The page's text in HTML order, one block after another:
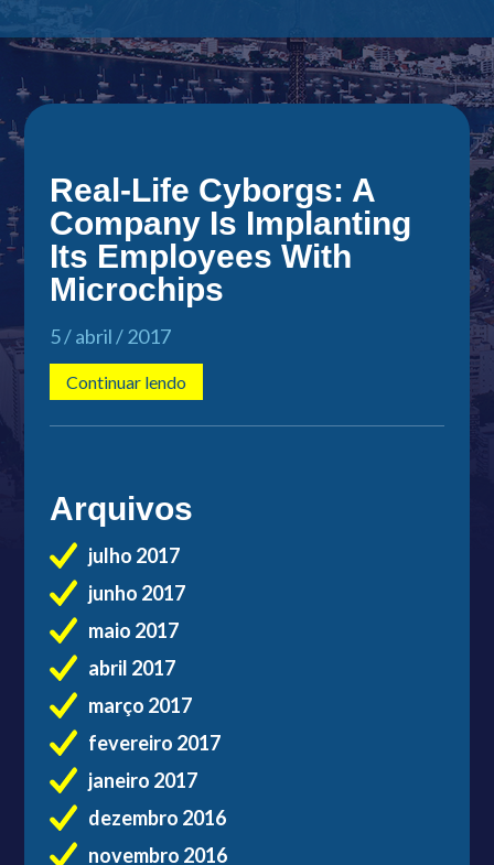
Real-Life Cyborgs: A
Company Is Implanting
Its Employees With
Microchips
5 / abril / 2017
Continuar lendo
Arquivos
julho 2017
junho 2017
maio 2017
abril 2017
março 2017
fevereiro 2017
janeiro 2017
dezembro 2016
novembro 2016